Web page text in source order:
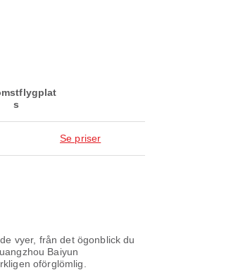
s
Se priser
vyer, från det ögonblick du
Baiyun
oförglömlig.